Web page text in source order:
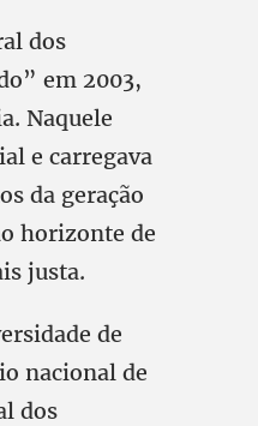
dos
em 2003,
Naquele
e carregava
da geração
horizonte de
justa.
de
nacional de
dos